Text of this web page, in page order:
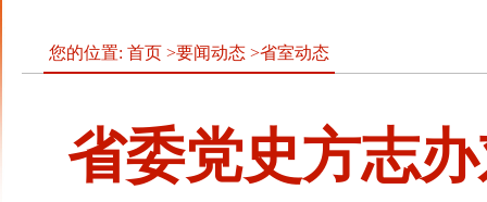
您的位置: 首页 >要闻动态 >省室动态
省委党史方志